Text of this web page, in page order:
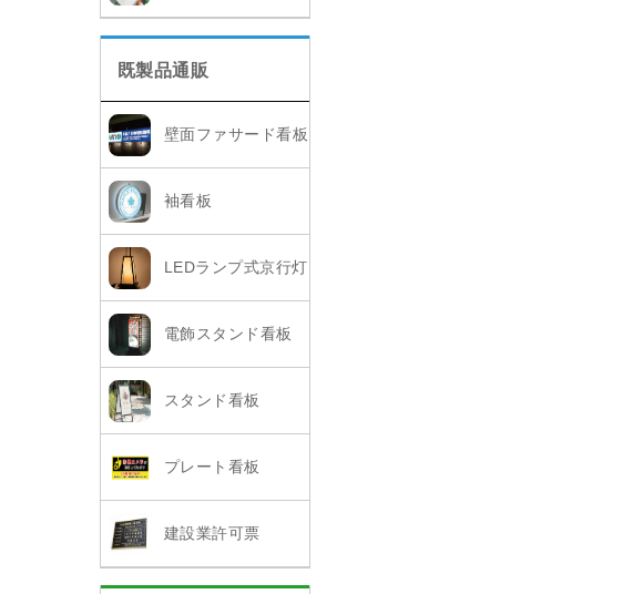
既製品通販
壁面ファサード看板
袖看板
LEDランプ式京行灯
電飾スタンド看板
スタンド看板
プレート看板
建設業許可票